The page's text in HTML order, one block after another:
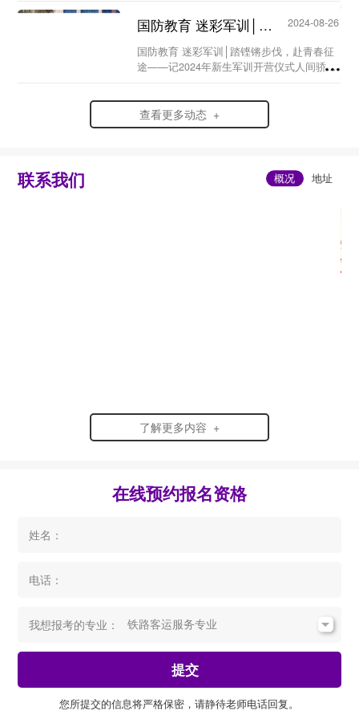
——当青春邂逅“橄榄绿”，会擦出怎样的火
花？...
国防教育 迷彩军训│踏铿锵步伐，赴青春征途 ——记2024年新生军训开营仪式...
2024-08-26
国防教育 迷彩军训│踏铿锵步伐，赴青春征
途——记2024年新生军训开营仪式人间骄阳
秋的交界处在青春与迷彩的邂逅里24级萌...
查看更多动态 +
联系我们
了解更多内容 +
在线预约报名资格
姓名：
电话：
我想报考的专业：
提交
您所提交的信息将严格保密，请静待老师电话回复。